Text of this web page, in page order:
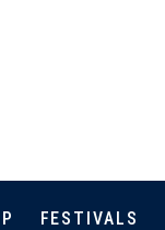
FESTIVALS